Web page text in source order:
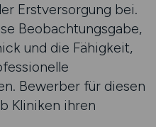
Erstversorgung bei.
Beobachtungsgabe,
und die Fähigkeit,
Bewerber für diesen
Kliniken ihren